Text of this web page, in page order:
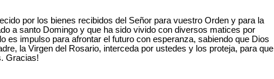
por los bienes recibidos del Señor para vuestro Orden y para la
a santo Domingo y que ha sido vivido con diversos matices por
es impulso para afrontar el futuro con esperanza, sabiendo que Dios
la Virgen del Rosario, interceda por ustedes y los proteja, para que
Gracias!